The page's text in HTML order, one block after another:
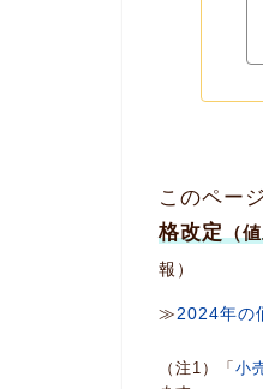
このペー
格改定 （
報）
≫2024年の
（注1）「 小